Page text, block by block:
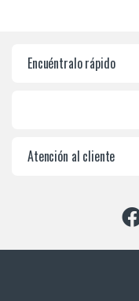
Encuéntralo rápido
Atención al cliente